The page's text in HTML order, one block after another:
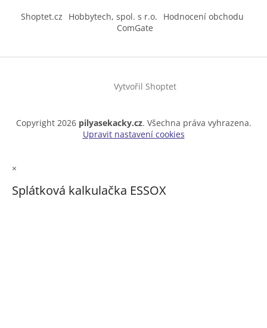
Shoptet.cz Hobbytech, spol. s r.o.
Hodnocení obchodu
ComGate
Vytvořil Shoptet
Copyright 2026 pilyasekacky.cz. Všechna práva vyhrazena.
Upravit nastavení cookies
×
Splátková kalkulačka ESSOX